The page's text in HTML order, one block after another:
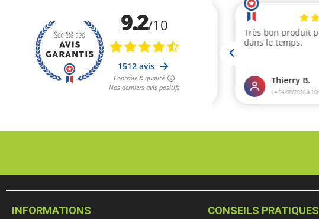
INFORMATIONS CONSEILS PRATIQUES